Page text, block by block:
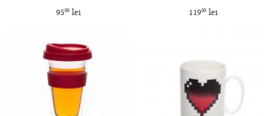
9500lei
11900 lei